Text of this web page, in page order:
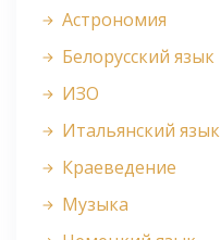
Астрономия
Белорусский язык
ИЗО
Итальянский язык
Краеведение
Музыка